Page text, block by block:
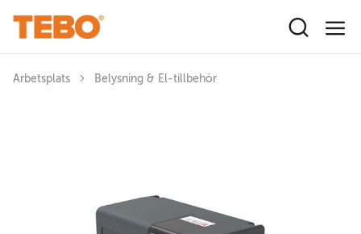
Arbetsplats Belysning & El-tillbehör